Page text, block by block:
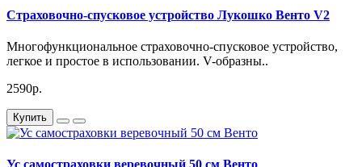
Страховочно-спусковое устройство Лукошко Венто V2
Многофункциональное страховочно-спусковое устройство,
легкое и простое в использовании. V-образны..
2590р.
Купить